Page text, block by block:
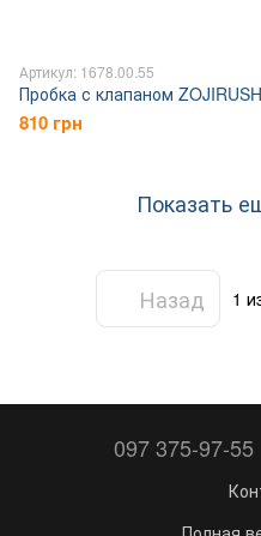
Артикул: 1678.00.55
Пробка с клапаном
810 грн
Показать
Назад 1
097 375-97-55